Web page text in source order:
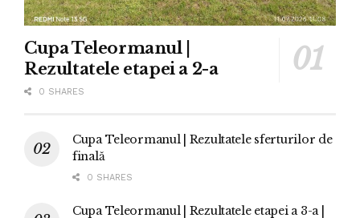
Cupa Teleormanul |
Rezultatele etapei a 2-a
0 SHARES
Cupa Teleormanul | Rezultatele sferturilor de
finală
0 SHARES
Cupa Teleormanul | Rezultatele etapei a 3-a |